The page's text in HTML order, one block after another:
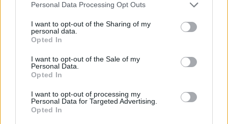
Personal Data Processing Opt Outs
I want to opt-out of the Sharing of my
personal data.
Opted In
I want to opt-out of the Sale of my
Personal Data.
Opted In
I want to opt-out of processing my
Personal Data for Targeted Advertising.
Opted In